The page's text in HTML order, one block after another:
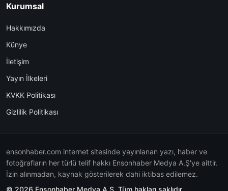
Kurumsal
Hakkımızda
Künye
İletişim
Yayın İlkeleri
KVKK Politikası
Gizlilik Politikası
ensonhaber.com internet sitesinde yayınlanan yazı, haber ve
fotoğrafların her türlü telif hakkı Ensonhaber Medya A.Ş'ye aittir.
İzin alınmadan, kaynak gösterilerek dahi iktibas edilemez.
© 2026 Ensonhaber Medya A.Ş. Tüm hakları saklıdır.